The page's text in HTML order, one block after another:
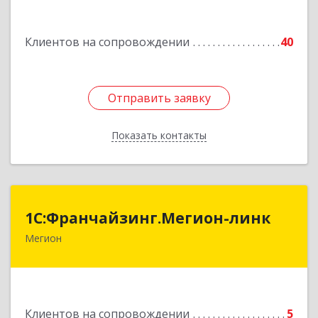
Клиентов на сопровождении 40
Отправить заявку
Показать контакты
Отправить заявку
Назад
1С:Франчайзинг.Мегион-линк
Мегион
Клиентов на сопровождении 5
1С:Франчайзинг.Мегион-линк